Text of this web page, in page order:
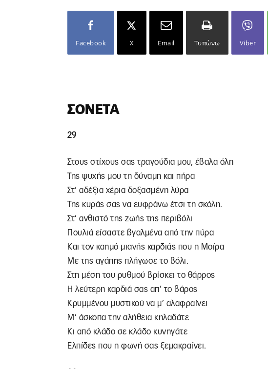
Facebook X Email Τυπώνω Viber
ΣΟΝΈΤΑ
29
Στους στίχους σας τραγούδια μου, έβαλα όλη
Της ψυχής μου τη δύναμη και πήρα
Στ’ αδέξια χέρια δοξασμένη λύρα
Της κυράς σας να ευφράνω έτσι τη σκόλη.
Στ’ ανθιστό της ζωής της περιβόλι
Πουλιά είσαστε βγαλμένα από την πύρα
Και τον καημό μιανής καρδιάς που η Μοίρα
Με της αγάπης πλήγωσε το βόλι.
Στη μέση του ρυθμού βρίσκει το θάρρος
Η λεύτερη καρδιά σας απ’ το βάρος
Κρυμμένου μυστικού να μ’ αλαφραίνει
Μ’ άσκοπα την αλήθεια κηλαδάτε
Κι από κλάδο σε κλάδο κυνηγάτε
Ελπίδες που η φωνή σας ξεμακραίνει.